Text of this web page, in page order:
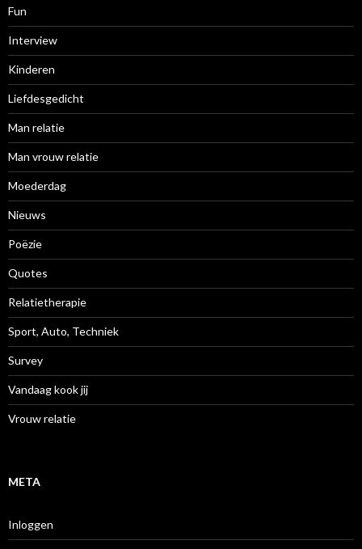
Fun
Interview
Kinderen
Liefdesgedicht
Man relatie
Man vrouw relatie
Moederdag
Nieuws
Poëzie
Quotes
Relatietherapie
Sport, Auto, Techniek
Survey
Vandaag kook jij
Vrouw relatie
META
Inloggen